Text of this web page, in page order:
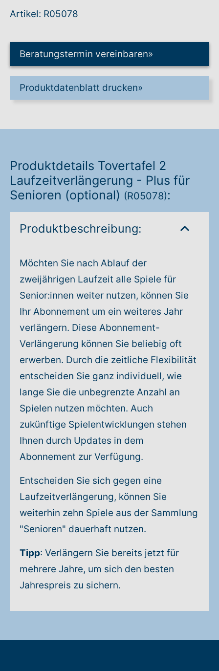
Anmelden
Artikel: R05078
Beratungstermin vereinbaren»
Produktdatenblatt drucken»
Produktdetails Tovertafel 2
Laufzeitverlängerung - Plus für
Senioren (optional) (R05078):
Produktbeschreibung:
Möchten Sie nach Ablauf der
zweijährigen Laufzeit alle Spiele für
Senior:innen weiter nutzen, können Sie
Ihr Abonnement um ein weiteres Jahr
verlängern. Diese Abonnement-
Verlängerung können Sie beliebig oft
erwerben. Durch die zeitliche Flexibilität
entscheiden Sie ganz individuell, wie
lange Sie die unbegrenzte Anzahl an
Spielen nutzen möchten. Auch
zukünftige Spielentwicklungen stehen
Ihnen durch Updates in dem
Abonnement zur Verfügung.
Entscheiden Sie sich gegen eine
Laufzeitverlängerung, können Sie
weiterhin zehn Spiele aus der Sammlung
"Senioren" dauerhaft nutzen.
Tipp: Verlängern Sie bereits jetzt für
mehrere Jahre, um sich den besten
Jahrespreis zu sichern.